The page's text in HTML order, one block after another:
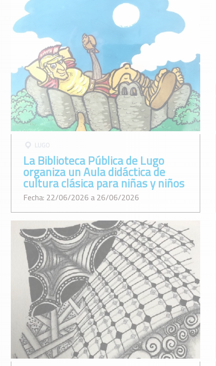
LUGO
La Biblioteca Pública de Lugo
organiza un Aula didáctica de
cultura clásica para niñas y niños
Fecha: 22/06/2026 a 26/06/2026